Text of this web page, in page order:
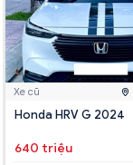
Xe cũ
Honda HRV G 2024
640 triệu